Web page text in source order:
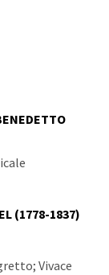
(1778-1837)
Vivace